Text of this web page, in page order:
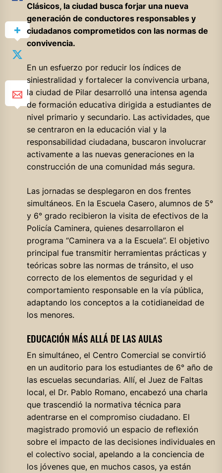
Clásicos, la ciudad busca forjar una nueva
generación de conductores responsables y
ciudadanos comprometidos con las normas de
convivencia.
En un esfuerzo por reducir los índices de
siniestralidad y fortalecer la convivencia urbana,
la ciudad de Pilar desarrolló una intensa agenda
de formación educativa dirigida a estudiantes de
nivel primario y secundario. Las actividades, que
se centraron en la educación vial y la
responsabilidad ciudadana, buscaron involucrar
activamente a las nuevas generaciones en la
construcción de una comunidad más segura.
Las jornadas se desplegaron en dos frentes
simultáneos. En la Escuela Casero, alumnos de 5°
y 6° grado recibieron la visita de efectivos de la
Policía Caminera, quienes desarrollaron el
programa “Caminera va a la Escuela”. El objetivo
principal fue transmitir herramientas prácticas y
teóricas sobre las normas de tránsito, el uso
correcto de los elementos de seguridad y el
comportamiento responsable en la vía pública,
adaptando los conceptos a la cotidianeidad de
los menores.
EDUCACIÓN MÁS ALLÁ DE LAS AULAS
En simultáneo, el Centro Comercial se convirtió
en un auditorio para los estudiantes de 6° año de
las escuelas secundarias. Allí, el Juez de Faltas
local, el Dr. Pablo Romano, encabezó una charla
que trascendió la normativa técnica para
adentrarse en el compromiso ciudadano. El
magistrado promovió un espacio de reflexión
sobre el impacto de las decisiones individuales en
el colectivo social, apelando a la conciencia de
los jóvenes que, en muchos casos, ya están